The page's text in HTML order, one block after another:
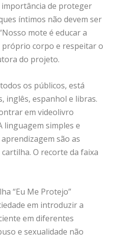
de proteger
íntimos não devem ser
mote é educar a
corpo e respeitar o
do projeto.
os públicos, está
inglês, espanhol e libras.
em videolivro
linguagem simples e
são as
O recorte da faixa
“Eu Me Protejo”
em introduzir a
em diferentes
e sexualidade não